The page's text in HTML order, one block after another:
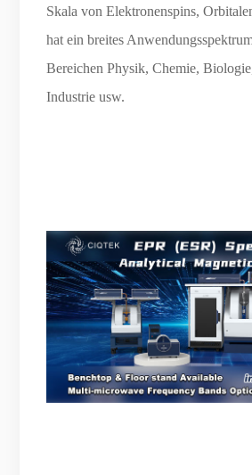
Skala von Elektronenspins,
hat ein breites
Bereichen Physik, Chemie,
Industrie usw.